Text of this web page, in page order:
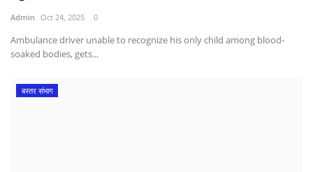
Admin Oct 24, 2025 0
Ambulance driver unable to recognize his only child among blood-
soaked bodies, gets...
बस्तर संभाग